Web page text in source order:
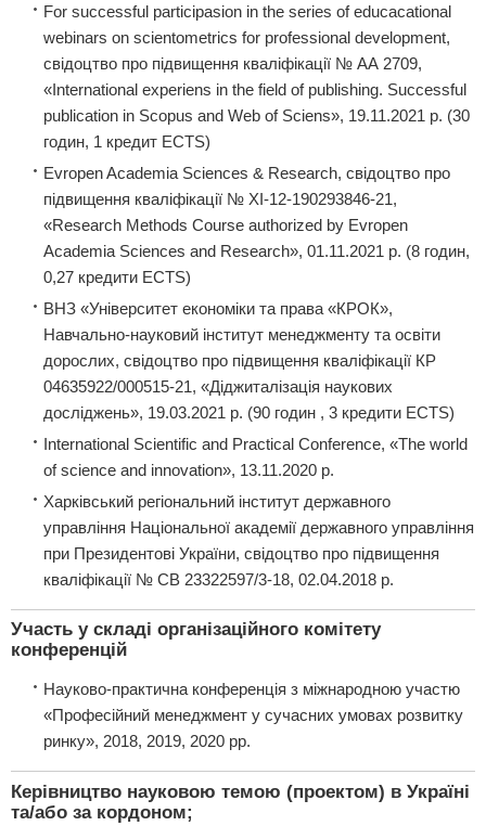
For successful participasion in the series of educacational
webinars on scientometrics for professional development,
свідоцтво про підвищення кваліфікації № АА 2709,
«International experiens in the field of publishing. Successful
publication in Scopus and Web of Sciens», 19.11.2021 р. (30
годин, 1 кредит ECTS)
Evropen Academia Sciences & Research, свідоцтво про
підвищення кваліфікації № XI-12-190293846-21,
«Research Methods Course authorized by Evropen
Academia Sciences and Research», 01.11.2021 р. (8 годин,
0,27 кредити ECTS)
ВНЗ «Університет економіки та права «КРОК»,
Навчально-науковий інститут менеджменту та освіти
дорослих, свідоцтво про підвищення кваліфікації КР
04635922/000515-21, «Діджиталізація наукових
досліджень», 19.03.2021 р. (90 годин , 3 кредити ECTS)
International Scientific and Practical Conference, «The world
of science and innovation», 13.11.2020 р.
Харківський регіональний інститут державного
управління Національної академії державного управління
при Президентові України, свідоцтво про підвищення
кваліфікації № СВ 23322597/3-18, 02.04.2018 р.
Участь у складі організаційного комітету
конференцій
Науково-практична конференція з міжнародною участю
«Професійний менеджмент у сучасних умовах розвитку
ринку», 2018, 2019, 2020 рр.
Керівництво науковою темою (проектом) в Україні
та/або за кордоном;